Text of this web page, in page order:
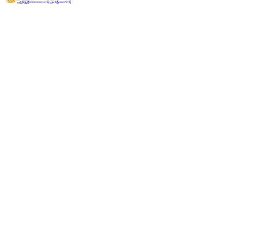
苏公网安备32020502001567号 苏ICP备18065767号